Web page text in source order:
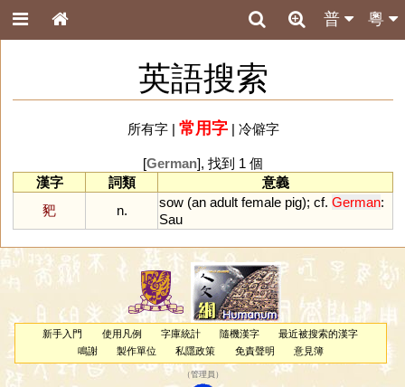
粵
普
英語搜索
所有字| 常用字| 冷僻字
[German], 找到 1 個
漢字
詞類
意義
豝
n.
sow (an adult female pig); cf. German:
Sau
新手入門 使用凡例 字庫統計 隨機漢字
最近被搜索的漢字
鳴謝
製作單位 私隱政策 免責聲明 意見簿
（管理員 ）